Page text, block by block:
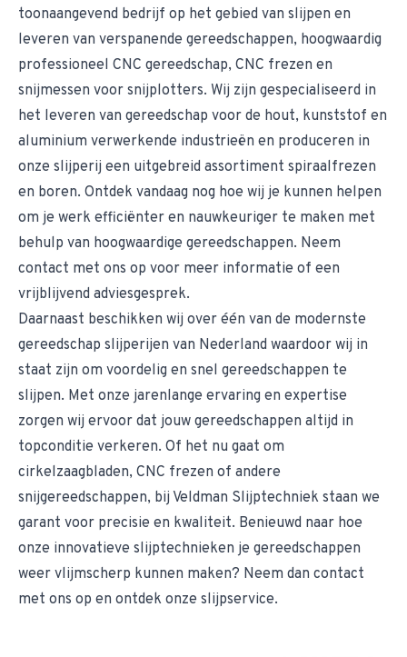
toonaangevend bedrijf op het gebied van slijpen en
leveren van verspanende gereedschappen, hoogwaardig
professioneel CNC gereedschap, CNC frezen en
snijmessen voor snijplotters. Wij zijn gespecialiseerd in
het leveren van gereedschap voor de hout, kunststof en
aluminium verwerkende industrieën en produceren in
onze slijperij een uitgebreid assortiment spiraalfrezen
en boren. Ontdek vandaag nog hoe wij je kunnen helpen
om je werk efficiënter en nauwkeuriger te maken met
behulp van hoogwaardige gereedschappen. Neem
contact met ons op voor meer informatie of een
vrijblijvend adviesgesprek.
Daarnaast beschikken wij over één van de modernste
gereedschap slijperijen van Nederland waardoor wij in
staat zijn om voordelig en snel gereedschappen te
slijpen. Met onze jarenlange ervaring en expertise
zorgen wij ervoor dat jouw gereedschappen altijd in
topconditie verkeren. Of het nu gaat om
cirkelzaagbladen, CNC frezen of andere
snijgereedschappen, bij Veldman Slijptechniek staan we
garant voor precisie en kwaliteit. Benieuwd naar hoe
onze innovatieve slijptechnieken je gereedschappen
weer vlijmscherp kunnen maken? Neem dan contact
met ons op en ontdek onze slijpservice.